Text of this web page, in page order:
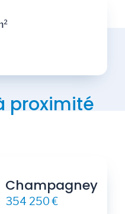
proximité
Champagney
354 250 €